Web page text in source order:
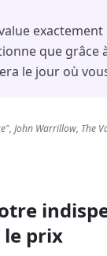
que grâce
le jour où
John Warrillow, The
prix